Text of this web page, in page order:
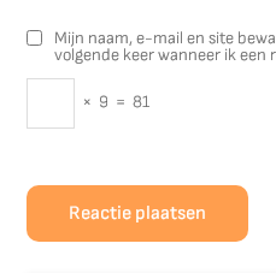
Mijn naam, e-mail en site
volgende keer wanneer ik een
× 9 = 81